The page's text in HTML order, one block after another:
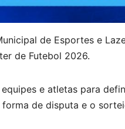
de Esportes e
de Futebol 2026.
e atletas para
de disputa e o